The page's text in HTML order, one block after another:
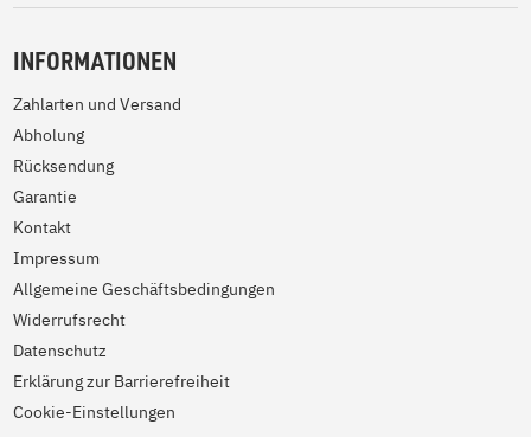
INFORMATIONEN
Zahlarten und Versand
Abholung
Rücksendung
Garantie
Kontakt
Impressum
Allgemeine Geschäftsbedingungen
Widerrufsrecht
Datenschutz
Erklärung zur Barrierefreiheit
Cookie-Einstellungen